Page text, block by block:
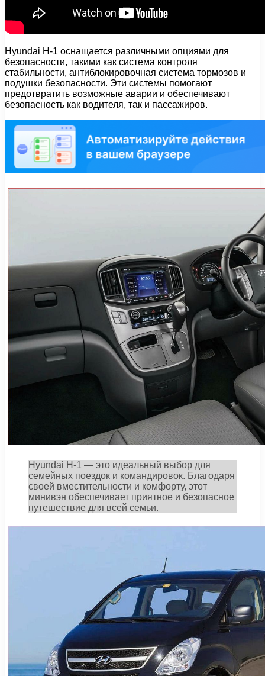
Hyundai H-1 оснащается различными опциями для
безопасности, такими как система контроля
стабильности, антиблокировочная система тормозов и
подушки безопасности. Эти системы помогают
предотвратить возможные аварии и обеспечивают
безопасность как водителя, так и пассажиров.
Hyundai H-1 — это идеальный выбор для
семейных поездок и командировок. Благодаря
своей вместительности и комфорту, этот
минивэн обеспечивает приятное и безопасное
путешествие для всей семьи.